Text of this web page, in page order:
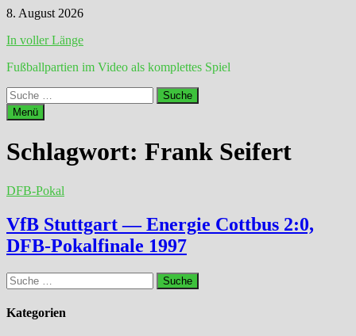
Zum
springen
8. August 2026
In voller Länge
Fußballpartien im Video als komplettes Spiel
Suche
nach:
Menü
Schlagwort: Frank Seifert
DFB-Pokal
VfB Stuttgart — Energie Cottbus 2:0,
DFB-Pokalfinale 1997
Suche
nach:
Kategorien